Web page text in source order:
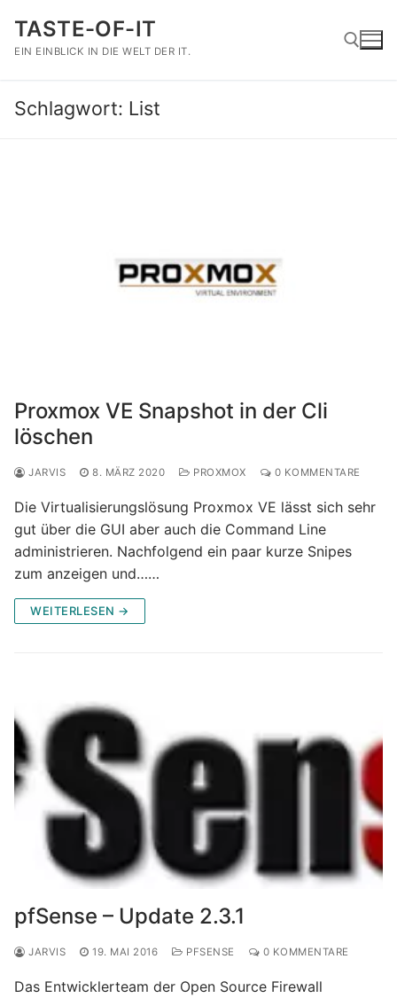
Inhalt
springen
TASTE-OF-IT
EIN EINBLICK IN DIE WELT DER IT.
Schlagwort: List
Proxmox VE Snapshot in der Cli
löschen
JARVIS 8. MÄRZ 2020 PROXMOX 0 KOMMENTARE
Die Virtualisierungslösung Proxmox VE lässt sich sehr
gut über die GUI aber auch die Command Line
administrieren. Nachfolgend ein paar kurze Snipes
zum anzeigen und……
WEITERLESEN →
pfSense – Update 2.3.1
JARVIS 19. MAI 2016 PFSENSE 0 KOMMENTARE
Das Entwicklerteam der Open Source Firewall